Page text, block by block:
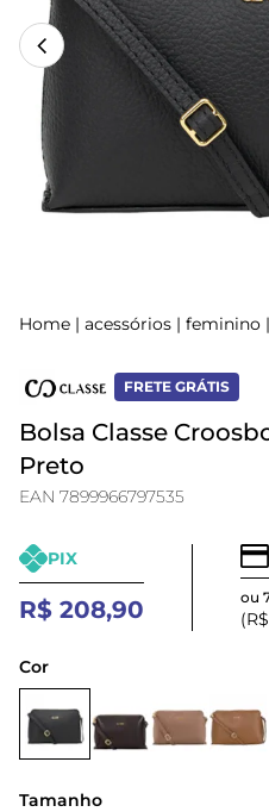
Home | acessórios | feminino |
FRETE GRÁTIS
Bolsa Classe
Preto
EAN 7899966797535
PIX
R$ 208,90 ou
Cor
Tamanho